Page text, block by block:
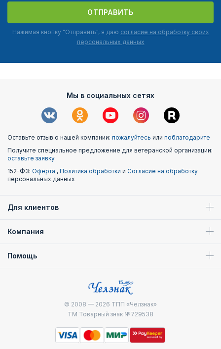
ОТПРАВИТЬ
Нажимая кнопку "Отправить", я даю согласие на обработку своих
персональных данных
Мы в социальных сетях
Оставьте отзыв о нашей компании: пожалуйтесь или поблагодарите
Получите специальное предложение для ветеранской организации:
оставьте заявку
152-ФЗ: Оферта , Политика обработки и Согласие на обработку
персональных данных
Для клиентов
Компания
Помощь
© 2008 — 2026 ТПП «Челзнак»
ТМ Товарный знак №729538